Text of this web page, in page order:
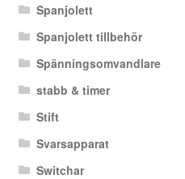
Spanjolett
Spanjolett tillbehör
Spänningsomvandlare
stabb & timer
Stift
Svarsapparat
Switchar